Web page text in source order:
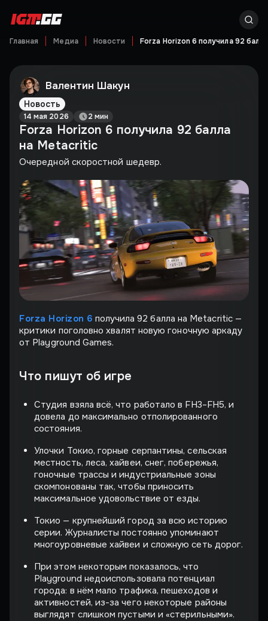
Главная Медиа Новости Forza Horizon 6 получила 92
Валентин Шакун
Новость
14 мая 2026 2 мин
Forza Horizon 6 получила 92 балла
на Metacritic
Очередной скоростной шедевр.
Forza Horizon 6 получила 92 балла на Metacritic —
критики поголовно хвалят новую гоночную аркаду
от Playground Games.
Что пишут об игре
Студия взяла всё, что работало в FH3–FH5, и
довела до максимально отполированного
состояния.
Улочки Токио, горные серпантины, сельская
местность, леса, хайвеи, снег, побережья,
гоночные трассы и индустриальные зоны
скомпонованы так, чтобы приносить
максимальное удовольствие от езды.
Токио — крупнейший город за всю историю
серии. Журналисты постоянно упоминают
многоуровневые хайвеи и сложную сеть дорог.
При этом некоторым показалось, что
Playground недоиспользовала потенциал
города: в нём мало трафика, пешеходов и
активностей, из-за чего некоторые районы
выглядят слишком пустыми и «стерильными».